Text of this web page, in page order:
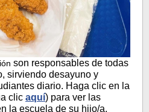
son responsables de todas
sirviendo desayuno y
diario. Haga clic en la
clic aquí) para ver las
la escuela de su hijo/a.